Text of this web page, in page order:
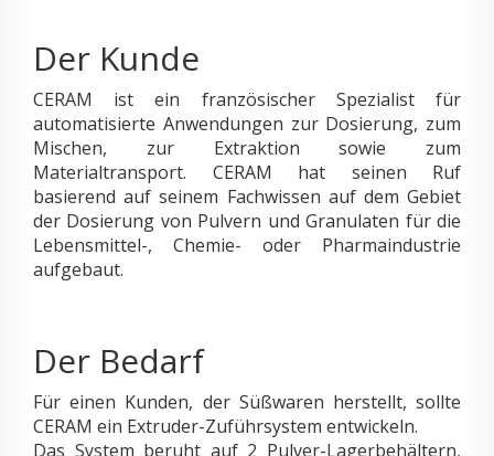
Der Kunde
CERAM ist ein französischer Spezialist für
automatisierte Anwendungen zur Dosierung, zum
Mischen, zur Extraktion sowie zum
Materialtransport. CERAM hat seinen Ruf
basierend auf seinem Fachwissen auf dem Gebiet
der Dosierung von Pulvern und Granulaten für die
Lebensmittel-, Chemie- oder Pharmaindustrie
aufgebaut.
Der Bedarf
Für einen Kunden, der Süßwaren herstellt, sollte
CERAM ein Extruder-Zuführsystem entwickeln.
Das System beruht auf 2 Pulver-Lagerbehältern,